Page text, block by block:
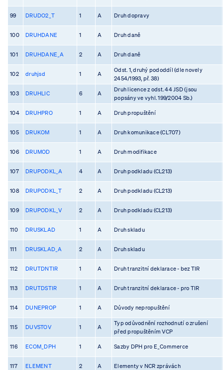
99 DRUDO2_T 1 A Druh dopravy
100 DRUHDANE 1 A Druh daně
101 DRUHDANE_A 2 A Druh daně
102 druhjsd 1 A
Odst. 1, druhý pododdíl (dle novely
2454/1993, př. 38)
103 DRUHLIC 6 A
Druh licence z odst. 44 JSD (jsou
popsány ve vyhl. 199/2004 Sb.)
104 DRUHPRO 1 A Druh propuštění
105 DRUKOM 1 A Druh komunikace (CL707)
106 DRUMOD 1 A Druh modifikace
107 DRUPODKL_A 4 A Druh podkladu (CL213)
108 DRUPODKL_T 2 A Druh podkladu (CL213)
109 DRUPODKL_V 2 A Druh podkladu (CL213)
110 DRUSKLAD 1 A Druh skladu
111 DRUSKLAD_A 2 A Druh skladu
112 DRUTDNTIR 1 A Druh tranzitní deklarace - bez TIR
113 DRUTDSTIR 1 A Druh tranzitní deklarace - pro TIR
114 DUNEPROP 1 A Důvody nepropuštění
115 DUVSTOV 1 A
Typ odůvodnění rozhodnutí o zrušení
před propuštěním VCP
116 ECOM_DPH 1 A Sazby DPH pro E_Commerce
117 ELEMENT 2 A Elementy v NCR zprávách